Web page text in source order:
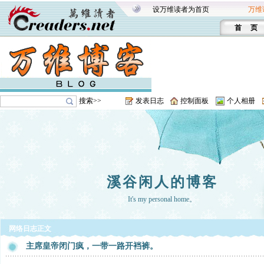
设万维读者为首页 万维
首 页
搜索>> 发表日志 控制面板 个人相册
溪谷闲人的博客
It's my personal home。
网络日志正文
主席皇帝闭门疯，一带一路开裆裤。